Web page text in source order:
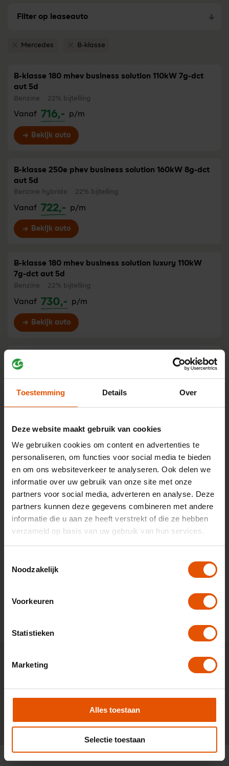
Toestemming Details Over
Deze website maakt gebruik van cookies
We gebruiken cookies om content en advertenties te
personaliseren, om functies voor social media te bieden
en om ons websiteverkeer te analyseren. Ook delen we
informatie over uw gebruik van onze site met onze
partners voor social media, adverteren en analyse. Deze
partners kunnen deze gegevens combineren met andere
informatie die u aan ze heeft verstrekt of die ze hebben
verzameld op basis van uw gebruik van hun services.
Noodzakelijk
Voorkeuren
Statistieken
Marketing
Alles toestaan
Selectie toestaan
Filter op leaseauto
Verwijder filter Mercedes
Mercedes Verwijder filter B-klasse
B-klasse
B-klasse 180 mhev business solution 110kW 7g-dct
aut 5d
Benzine 22% bijtelling
Vanaf 716,- p/m
Bekijk auto
B-klasse 250e phev business solution 160kW 8g-dct
aut 5d
Benzine hybride 22% bijtelling
Vanaf 722,- p/m
Bekijk auto
B-klasse 180 mhev business solution luxury 110kW
7g-dct aut 5d
Benzine 22% bijtelling
Vanaf 730,- p/m
Bekijk auto
B-klasse 250e phev business solution luxury 160kW
8g-dct aut 5d
Benzine hybride 22% bijtelling
Vanaf 736,-
B-klasse 250e phev business solution amg 160kW
8g-dct aut 5d
Benzine hybride 22% bijtelling
Bekijk auto
B-klasse 180 mhev business solution amg 110kW 7g-
Benzine 22% bijtelling
Bekijk auto
Tijd besparen bij een leaseauto
zoeken?
Stel je vraag aan één van onze onafhankelijke lease-
experts. Ma t/m vr bereikbaar van 8:30 - 17:00 u.
0341-760088 Neem contact op